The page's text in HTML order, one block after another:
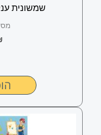
שמשונית